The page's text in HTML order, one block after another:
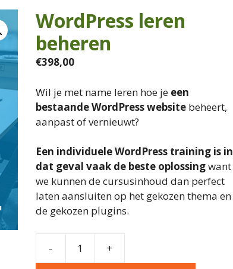
WordPress leren
beheren
€398,00
Wil je met name leren hoe je een
bestaande WordPress websitebeheert,
aanpast of vernieuwt?
Een individuele WordPress training is in
dat geval vaak de beste oplossingwant
we kunnen de cursusinhoud dan perfect
laten aansluiten op het gekozen thema en
de gekozen plugins.
-
WordPress
+